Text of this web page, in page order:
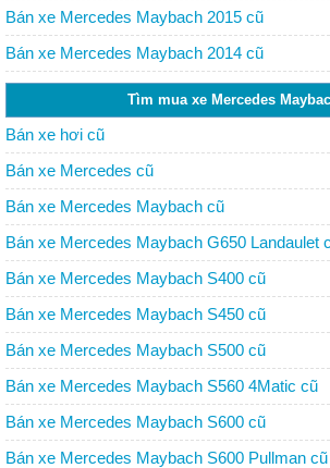
Bán xe Mercedes Maybach 2015 cũ
Bán xe Mercedes Maybach 2014 cũ
Tìm mua xe Mercedes
Bán xe hơi cũ
Bán xe Mercedes cũ
Bán xe Mercedes Maybach cũ
Bán xe Mercedes Maybach G650 Landaulet
Bán xe Mercedes Maybach S400 cũ
Bán xe Mercedes Maybach S450 cũ
Bán xe Mercedes Maybach S500 cũ
Bán xe Mercedes Maybach S560 4Matic cũ
Bán xe Mercedes Maybach S600 cũ
Bán xe Mercedes Maybach S600 Pullman cũ